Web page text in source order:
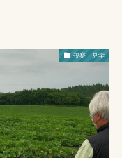
視察・見学